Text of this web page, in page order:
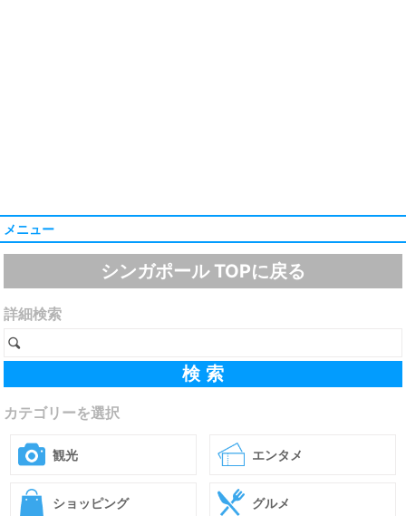
メニュー
シンガポール TOPに戻る
詳細検索
カテゴリーを選択
観光 エンタメ
ショッピング グルメ